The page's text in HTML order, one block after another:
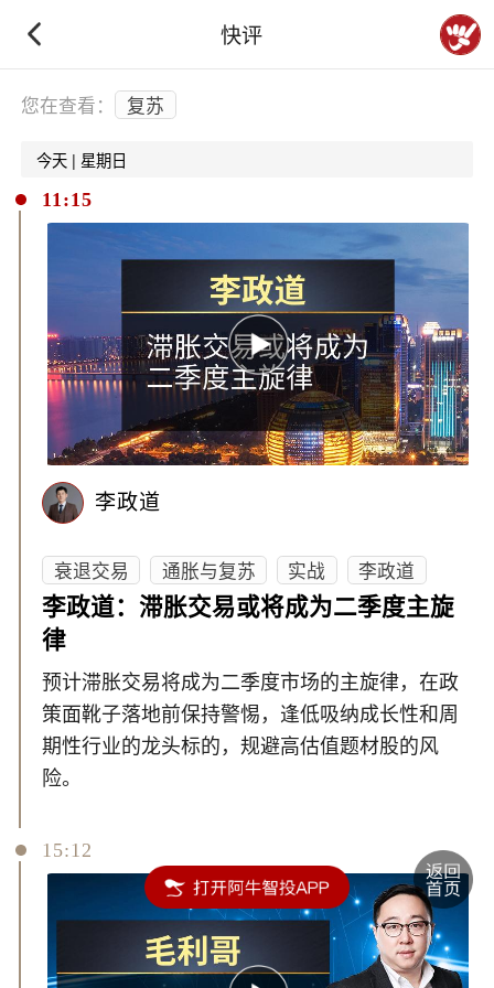
快评
下拉刷新
您在查看： 复苏
今天 | 星期日
11:15
李政道
衰退交易 通胀与复苏 实战
李政道
李政道：滞胀交易或将成为二季度主旋
律
预计滞胀交易将成为二季度市场的主旋律，在政
策面靴子落地前保持警惕，逢低吸纳成长性和周
期性行业的龙头标的，规避高估值题材股的风
险。
15:12